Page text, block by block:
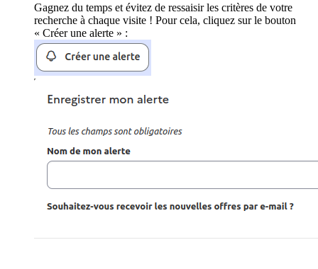
Gagnez du temps et évitez de ressaisir les critères de votre
recherche à chaque visite ! Pour cela, cliquez sur le bouton
« Créer une alerte » :